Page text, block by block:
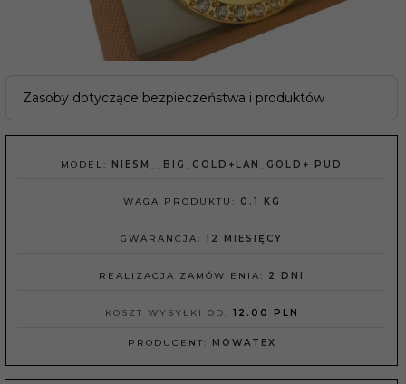
Zasoby dotyczące bezpieczeństwa i produktów
MODEL: NIESM__BIG_GOLD+LAN_GOLD+ PUD
WAGA PRODUKTU: 0.1 KG
GWARANCJA: 12 MIESIĘCY
REALIZACJA ZAMÓWIENIA: 2 DNI
KOSZT WYSYŁKI OD: 12.00 PLN
PRODUCENT: MOWATEX